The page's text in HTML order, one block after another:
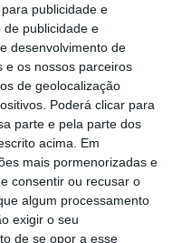
publicidade e
de publicidade e
desenvolvimento de
e os nossos parceiros
de geolocalização
Poderá clicar para
parte e pela parte dos
acima. Em
mais pormenorizadas e
consentir ou recusar o
algum processamento
exigir o seu
de se opor a esse
variável. Os
que a Euribor a
33,7% e
A média da taxa
de 3,757%
maio, mais
, a taxa Euribor,